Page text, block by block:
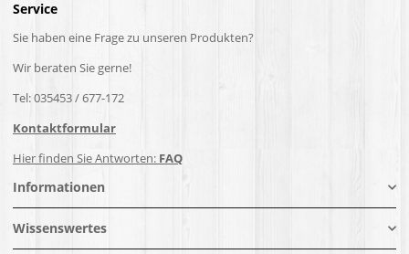
Service
Sie haben eine Frage zu unseren Produkten?
Wir beraten Sie gerne!
Tel: 035453 / 677-172
Kontaktformular
Hier finden Sie Antworten: FAQ
Informationen
Wissenswertes